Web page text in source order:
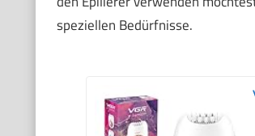
speziellen Bedürfnisse.